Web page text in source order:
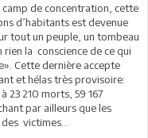
camp de concentration, cette
d’habitants est devenue
tout un peuple, un tombeau
la conscience de ce qui
Cette dernière accepte
et hélas très provisoire:
23 210 morts, 59 167
par ailleurs que les
victimes…